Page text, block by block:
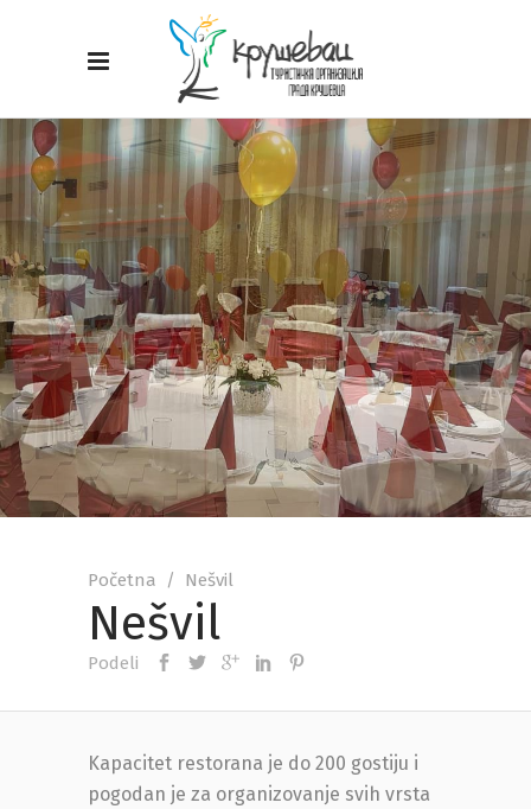
Početna / Nešvil
Nešvil
Podeli
Kapacitet restorana je do 200 gostiju i
pogodan je za organizovanje svih vrsta